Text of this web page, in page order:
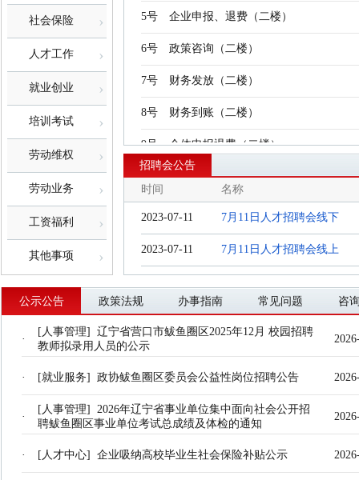
社会保险 ›
人才工作 ›
就业创业 ›
培训考试 ›
劳动维权 ›
劳动业务 ›
工资福利 ›
其他事项 ›
5号 企业申报、退费（二楼）
6号 政策咨询（二楼）
7号 财务发放（二楼）
8号 财务到账（二楼）
9号 个体申报退费（二楼）
10号 个人申报、省内外转移（二楼）
11号 个体申报（二楼）
12号 个体申报市内转移（二楼）
17号 退休待遇发放（二楼）
18号 退休待遇发放（二楼）
19号 生育保险（二楼）
21号 退休认证、退休证发放（二楼）
22号 退休认证（二楼）
23号 退休认证（二楼）
招聘会公告
时间
名称
2023-07-11 7月11日人才招聘会线下
2023-07-11 7月11日人才招聘会线上
公示公告 政策法规 办事指南 常见问题 咨
·
[人事管理] 辽宁省营口市鲅鱼圈区2025年12月 校园招聘
教师拟录用人员的公示
· [就业服务] 政协鲅鱼圈区委员会公益性岗位招聘公告
·
[人事管理] 2026年辽宁省事业单位集中面向社会公开招
聘鲅鱼圈区事业单位考试总成绩及体检的通知
· [人才中心] 企业吸纳高校毕业生社会保险补贴公示